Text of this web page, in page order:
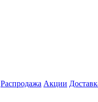
Распродажа Акции